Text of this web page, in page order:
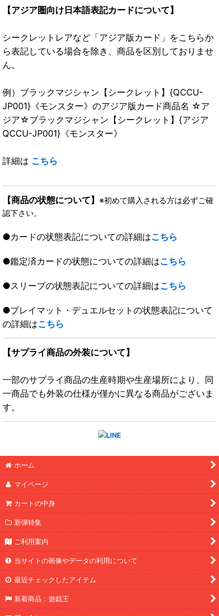
【アジア圏向け日本語表記カードについて】
シークレットレアなど「アジア版カード」をこちらか
ら表記している場合を除き、商品を区別しておりませ
ん。
例）ブラックマジシャン【シークレット】{QCCU-
JP001}《モンスター》のアジア版カード商品名 ☆ア
ジア☆ブラックマジシャン【シークレット】{アジア
QCCU-JP001}《モンスター》
詳細は こちら
【商品の状態について】 ※初めて購入される方は必ずご確
認下さい。
●カードの状態表記についての詳細はこちら
●鑑定済カードの状態についての詳細はこちら
●スリーブの状態表記についての詳細はこちら
●プレイマット・デュエルセットの状態表記について
の詳細はこちら
【サプライ商品の外装について】
一部のサプライ商品の生産時期や生産場所により、同
一商品でも外装の仕様が僅かに異なる商品がございま
す。
ホーム
マイページ
カートの中身
新弾特集
ご利用案内
当サイトの画像やデータの利用について
最近チェックしたアイテム
新着商品：遊戯王